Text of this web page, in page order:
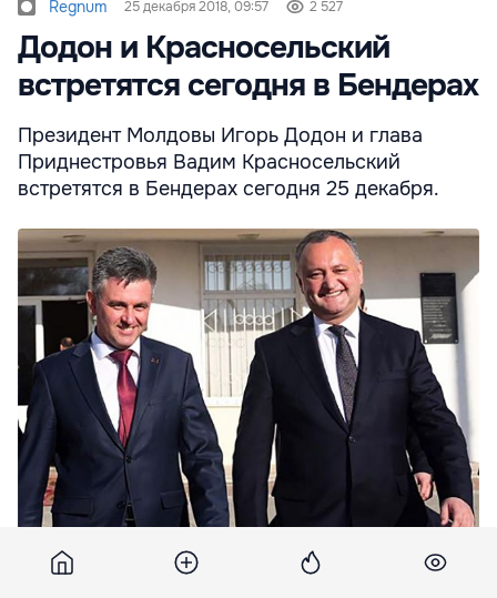
Regnum 25 декабря 2018, 09:57 2 527
Додон и Красносельский
встретятся сегодня в Бендерах
Президент Молдовы Игорь Додон и глава
Приднестровья Вадим Красносельский
встретятся в Бендерах сегодня 25 декабря.
Лидер Приднестровья Вадим Красносельский и Президент
Молдовы Игорь Додон.